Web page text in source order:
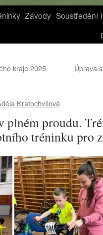
Závody Soustředění
kraje 2025 Úprava
Kratochvílová
plném proudu.
tréninku pro